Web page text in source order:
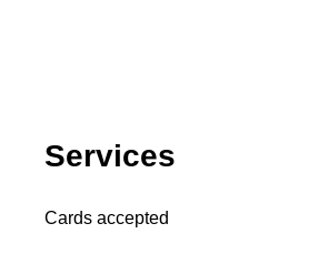
Services
Cards accepted